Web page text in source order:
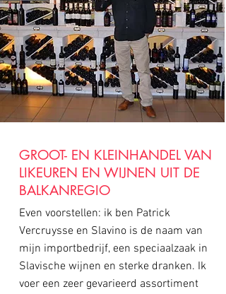
GROOT- EN KLEINHANDEL VAN
LIKEUREN EN WIJNEN UIT DE
BALKANREGIO
Even voorstellen: ik ben Patrick
Vercruysse en Slavino is de naam van
mijn importbedrijf, een speciaalzaak in
Slavische wijnen en sterke dranken. Ik
voer een zeer gevarieerd assortiment